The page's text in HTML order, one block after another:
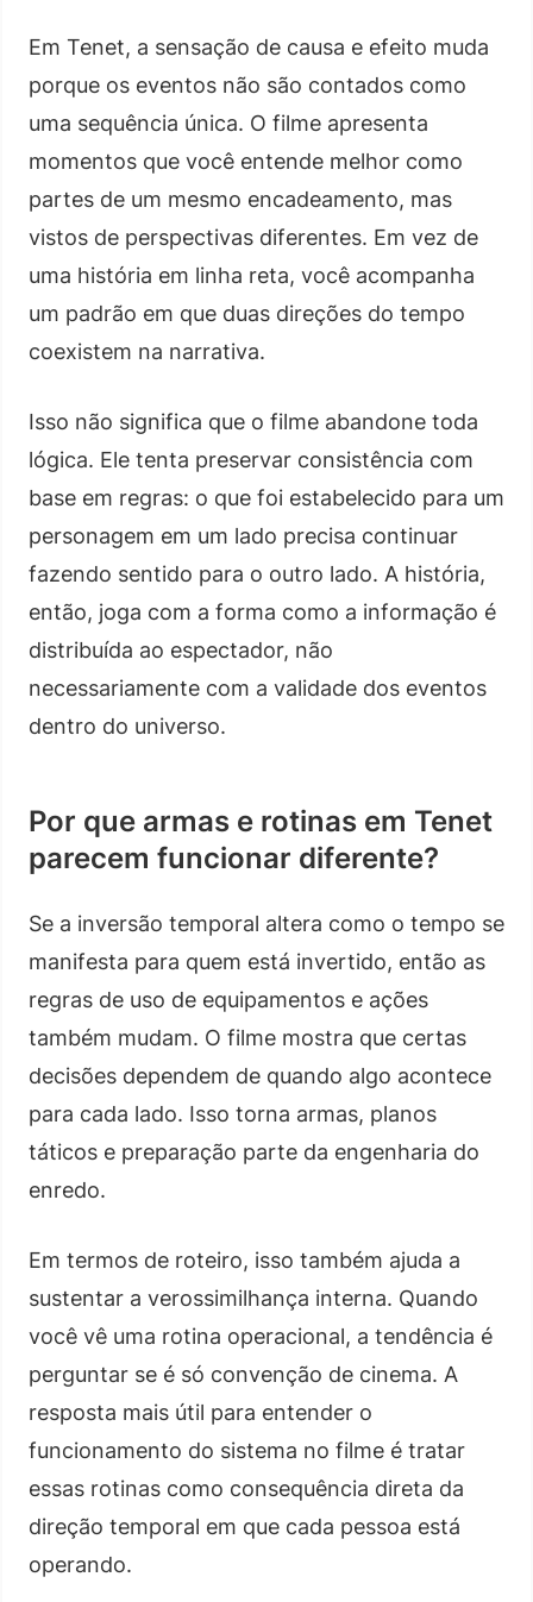
Em Tenet, a sensação de causa e efeito muda
porque os eventos não são contados como
uma sequência única. O filme apresenta
momentos que você entende melhor como
partes de um mesmo encadeamento, mas
vistos de perspectivas diferentes. Em vez de
uma história em linha reta, você acompanha
um padrão em que duas direções do tempo
coexistem na narrativa.
Isso não significa que o filme abandone toda
lógica. Ele tenta preservar consistência com
base em regras: o que foi estabelecido para um
personagem em um lado precisa continuar
fazendo sentido para o outro lado. A história,
então, joga com a forma como a informação é
distribuída ao espectador, não
necessariamente com a validade dos eventos
dentro do universo.
Por que armas e rotinas em Tenet
parecem funcionar diferente?
Se a inversão temporal altera como o tempo se
manifesta para quem está invertido, então as
regras de uso de equipamentos e ações
também mudam. O filme mostra que certas
decisões dependem de quando algo acontece
para cada lado. Isso torna armas, planos
táticos e preparação parte da engenharia do
enredo.
Em termos de roteiro, isso também ajuda a
sustentar a verossimilhança interna. Quando
você vê uma rotina operacional, a tendência é
perguntar se é só convenção de cinema. A
resposta mais útil para entender o
funcionamento do sistema no filme é tratar
essas rotinas como consequência direta da
direção temporal em que cada pessoa está
operando.